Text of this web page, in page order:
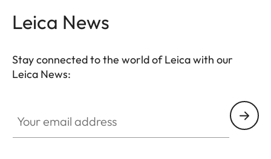
Leica News
Stay connected to the world of Leica with our
Leica News: